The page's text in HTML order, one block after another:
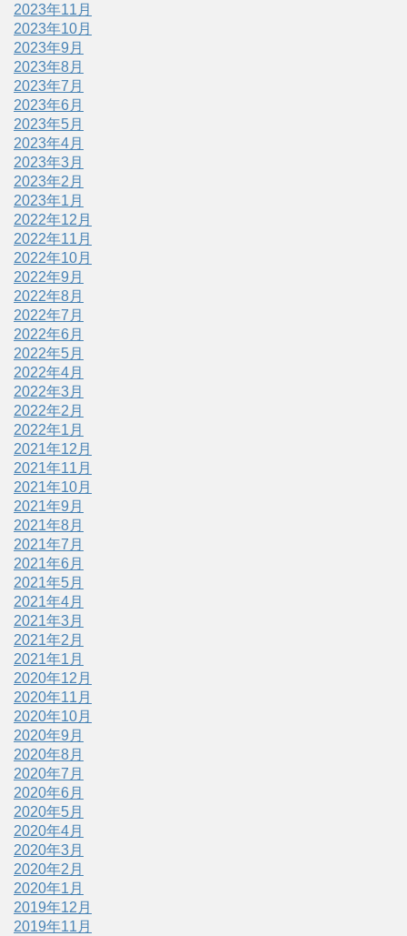
2023年11月
2023年10月
2023年9月
2023年8月
2023年7月
2023年6月
2023年5月
2023年4月
2023年3月
2023年2月
2023年1月
2022年12月
2022年11月
2022年10月
2022年9月
2022年8月
2022年7月
2022年6月
2022年5月
2022年4月
2022年3月
2022年2月
2022年1月
2021年12月
2021年11月
2021年10月
2021年9月
2021年8月
2021年7月
2021年6月
2021年5月
2021年4月
2021年3月
2021年2月
2021年1月
2020年12月
2020年11月
2020年10月
2020年9月
2020年8月
2020年7月
2020年6月
2020年5月
2020年4月
2020年3月
2020年2月
2020年1月
2019年12月
2019年11月